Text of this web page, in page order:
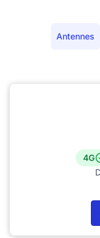
Antennes
4G